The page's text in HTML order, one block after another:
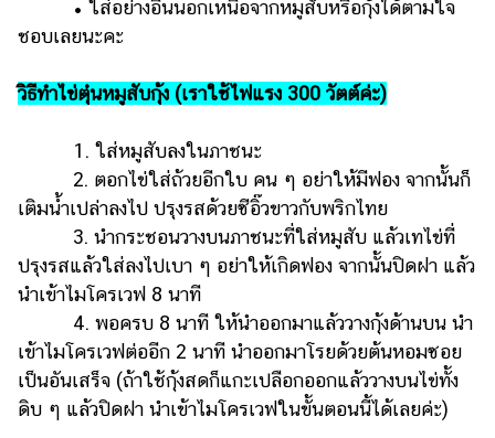
• ​ใส่อย่างอื่นนอกเหนือจากหมูสับหรือกุ้งได้ตามใจ
ชอบเลยนะคะ
วิธีทำไข่ตุ๋นหมูสับกุ้ง (เราใช้ไฟแรง 300 วัตต์ค่ะ)
1. ใส่หมูสับลงในภาชนะ
2. ตอกไข่ใส่ถ้วยอีกใบ คน ๆ อย่าให้มีฟอง จากนั้นก็
เติมน้ำเปล่าลงไป ปรุงรสด้วยซีอิ๊วขาวกับพริกไทย
3. นำกระชอนวางบนภาชนะที่ใส่หมูสับ แล้วเทไข่ที่
ปรุงรสแล้วใส่ลงไปเบา ๆ อย่าให้เกิดฟอง จากนั้นปิดฝา แล้ว
นำเข้าไมโครเวฟ 8 นาที
4. พอครบ 8 นาที ให้นำออกมาแล้ววางกุ้งด้านบน นำ
เข้าไมโครเวฟต่ออีก 2 นาที นำออกมาโรยด้วยต้นหอมซอย
เป็นอันเสร็จ (ถ้าใช้กุ้งสดก็แกะเปลือกออกแล้ววางบนไข่ทั้ง
ดิบ ๆ แล้วปิดฝา นำเข้าไมโครเวฟในขั้นตอนนี้ได้เลยค่ะ)